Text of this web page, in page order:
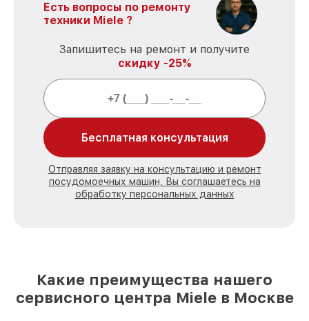
Есть вопросы по ремонту
техники Miele ?
Запишитесь на ремонт и получите
скидку -25%
Бесплатная консультация
Отправляя заявку на консультацию и ремонт
посудомоечных машин, Вы соглашаетесь на
обработку персональных данных
Какие преимущества нашего
сервисного центра Miele в Москве